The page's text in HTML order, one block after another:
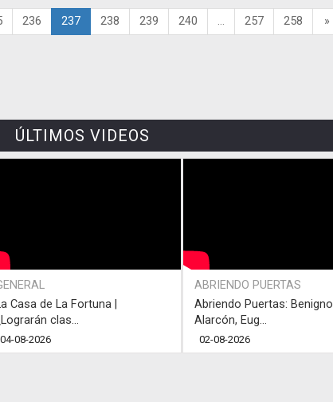
236 237 238 239 240 ... 257 258 »
ÚLTIMOS VIDEOS
Casa de La Fortuna |
clas...
04-08-2026
ABRIENDO PUERTAS
Abriendo Puertas: Benigno
Alarcón, Eug...
02-08-2026